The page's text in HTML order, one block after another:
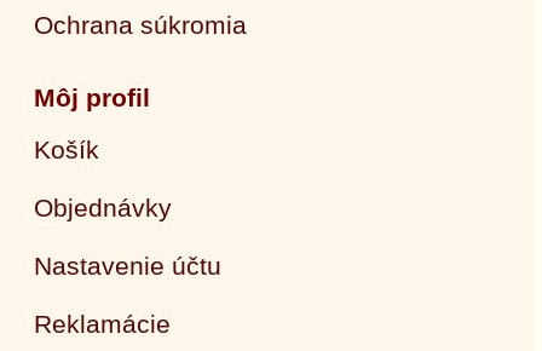
Ochrana súkromia
Môj profil
Košík
Objednávky
Nastavenie účtu
Reklamácie